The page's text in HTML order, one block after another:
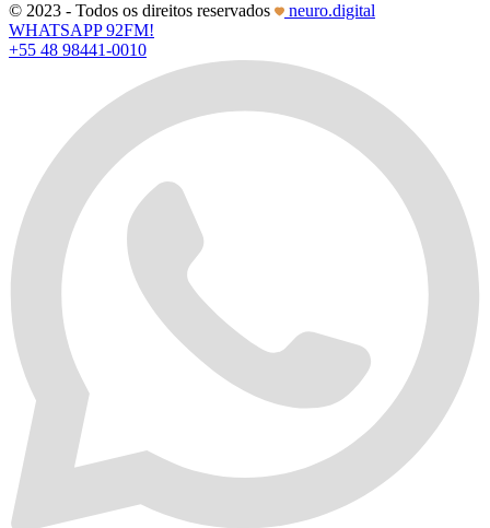
© 2023 - Todos os direitos reservados
neuro.digital
WHATSAPP 92FM!
+55 48 98441-0010